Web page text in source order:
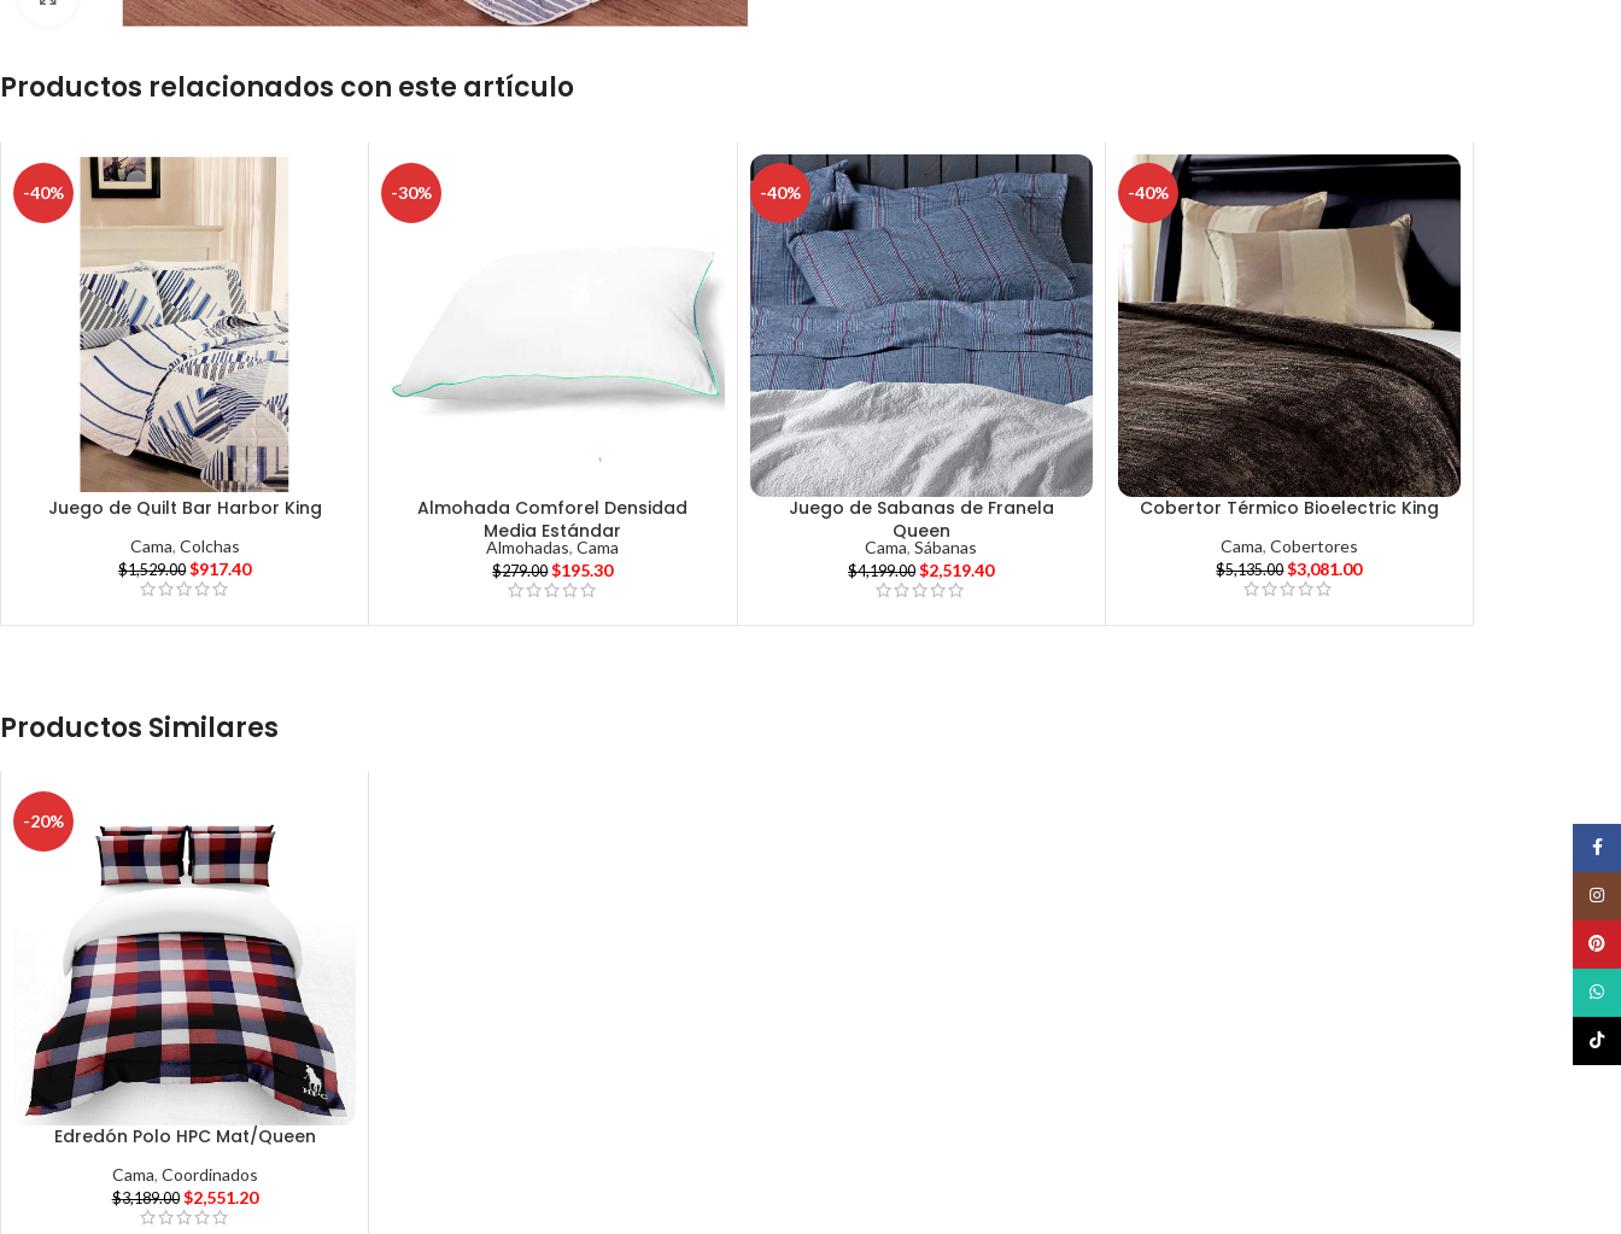
Productos relacionados con este artículo
-40%
Juego de Quilt Bar Harbor King
Cama, Colchas
$1,529.00 $917.40
-30%
Almohada Comforel Densidad
Media Estándar
Almohadas,Cama
$279.00 $195.30
-40%
Juego de Sabanas de Franela
Queen
Cama,Sábanas
$4,199.00 $2,519.40
-40%
Cobertor Térmico Bioelectric King
Cama, Cobertores
$5,135.00 $3,081.00
Productos Similares
-20%
Edredón Polo HPC Mat/Queen
Cama, Coordinados
$3,189.00 $2,551.20